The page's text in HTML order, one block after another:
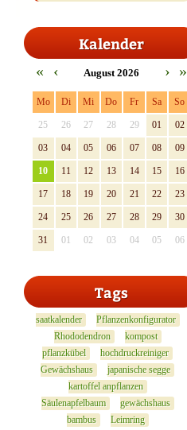
Kalender
« ‹ August 2026 »
›
Mo Di Mi Do Fr Sa So
25 26 27 28 29 01 02
03 04 05 06 07 08 09
10 11 12 13 14 15 16
17 18 19 20 21 22 23
24 25 26 27 28 29 30
31 01 02 03 04 05 06
Tags
saatkalender
Pflanzenkonfigurator
Rhododendron
kompost
pflanzkübel
hochdruckreiniger
Gewächshaus
japanische segge
kartoffel anpflanzen
Säulenapfelbaum
gewächshaus
bambus
Leimring